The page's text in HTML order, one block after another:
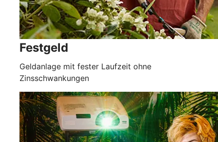
Festgeld
Geldanlage mit fester Laufzeit ohne
Zinsschwankungen